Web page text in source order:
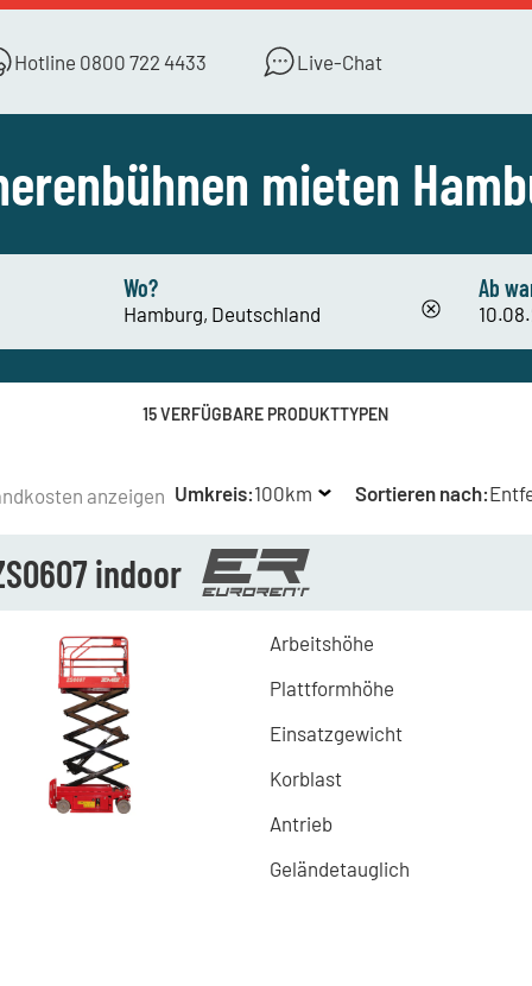
Hotline 0800 722 4433 Live-Chat
mieten
Wo? Ab
15 VERFÜGBARE PRODUKTTYPEN
anzeigen Umkreis:100km Sortieren nach:
indoor
Arbeitshöhe
Plattformhöhe
Einsatzgewicht
Korblast
Antrieb
Geländetauglich